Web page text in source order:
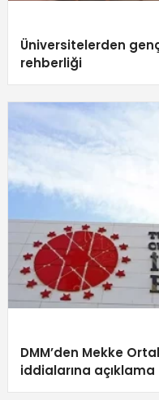
Üniversitelerden
rehberliği
DMM’den Mekke
iddialarına açıklama